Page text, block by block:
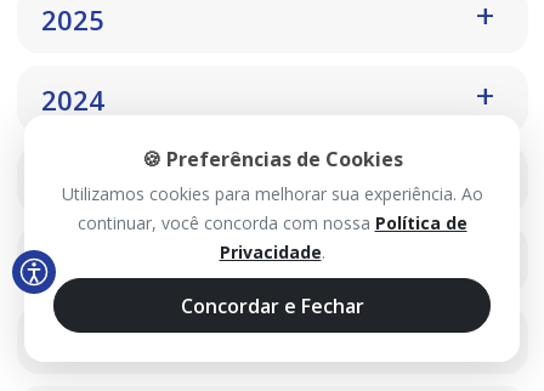
2025
2024
2023
2022
2021
🍪 Preferências de Cookies
Utilizamos cookies para melhorar sua experiência. Ao
continuar, você concorda com nossa Política de
Privacidade.
Concordar e Fechar